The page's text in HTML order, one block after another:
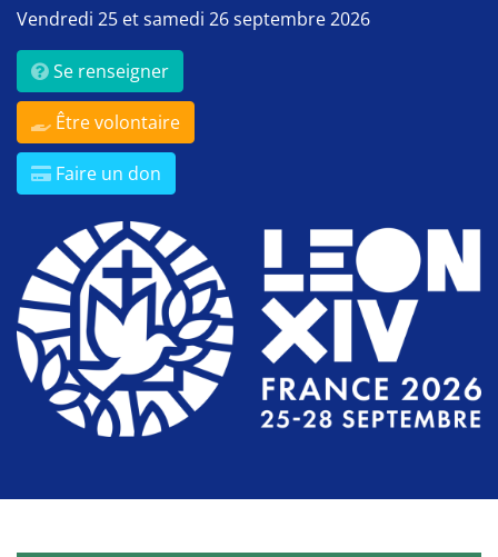
Vendredi 25 et samedi 26 septembre 2026
Se renseigner
Être volontaire
Faire un don